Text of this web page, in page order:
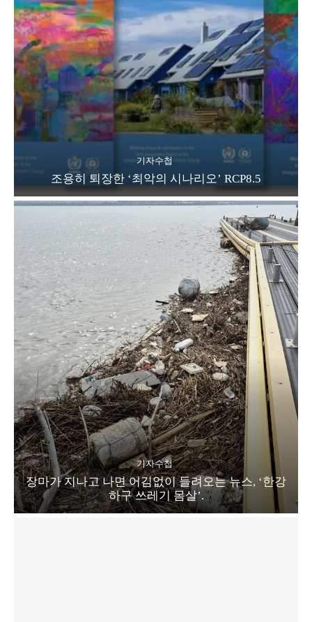
기자수첩
조용히 퇴장한 ‘최악의 시나리오’ RCP8.5
기자수첩
장마가 지나고 나면 어김없이 들려오는 뉴스, ‘한강
하구 쓰레기 몸살’.